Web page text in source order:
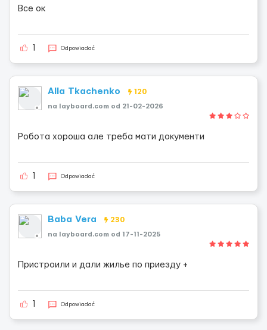
Все ок
Odpowiadać
Alla Tkachenko 120
na layboard.com od 21-02-2026
Робота хороша але треба мати документи
Odpowiadać
Baba Vera 230
na layboard.com od 17-11-2025
Пристроили и дали жилье по приезду +
Odpowiadać